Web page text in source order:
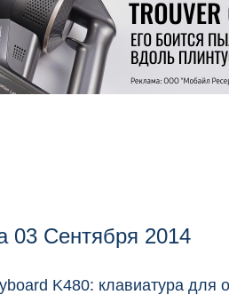
03 Сентября 2014
K480: клавиатура для